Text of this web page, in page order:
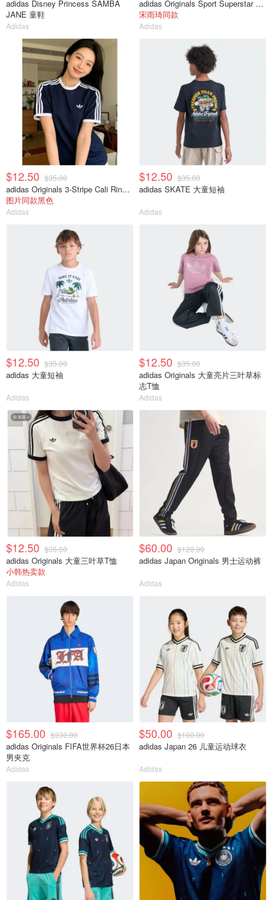
adidas Disney Princess SAMBA
JANE 童鞋
Adidas
adidas Originals Sport Superstar 7/8紧身裤
宋雨琦同款
Adidas
$12.50 $35.00
adidas Originals 3-Stripe Cali Ringer 短袖T恤
图片同款黑色
Adidas
$12.50 $35.00
adidas SKATE 大童短袖
Adidas
$12.50 $35.00
adidas 大童短袖
Adidas
$12.50 $35.00
adidas Originals 大童亮片三叶草标
志T恤
Adidas
$12.50 $35.00
adidas Originals 大童三叶草T恤
小韩热卖款
Adidas
$60.00 $120.00
adidas Japan Originals 男士运动裤
Adidas
$165.00 $330.00
adidas Originals FIFA世界杯26日本
男夹克
Adidas
$50.00 $100.00
adidas Japan 26 儿童运动球衣
Adidas